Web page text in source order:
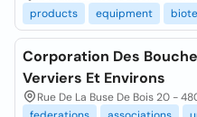
products
equipment
Corporation Des
Verviers Et Environs
Rue De La Buse De Bois 20 -